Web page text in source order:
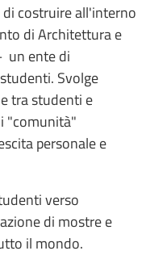
di costruire all'interno
di Architettura e
un ente di
Svolge
tra studenti e
"comunità"
personale e
verso
di mostre e
il mondo.